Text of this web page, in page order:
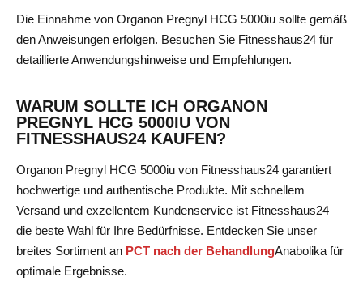
Die Einnahme von Organon Pregnyl HCG 5000iu sollte gemäß
den Anweisungen erfolgen. Besuchen Sie Fitnesshaus24 für
detaillierte Anwendungshinweise und Empfehlungen.
WARUM SOLLTE ICH ORGANON
PREGNYL HCG 5000IU VON
FITNESSHAUS24 KAUFEN?
Organon Pregnyl HCG 5000iu von Fitnesshaus24 garantiert
hochwertige und authentische Produkte. Mit schnellem
Versand und exzellentem Kundenservice ist Fitnesshaus24
die beste Wahl für Ihre Bedürfnisse. Entdecken Sie unser
breites Sortiment an PCT nach der BehandlungAnabolika für
optimale Ergebnisse.